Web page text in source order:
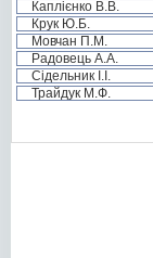
Каплієнко В.В.
Крук Ю.Б.
Мовчан П.М.
Радовець А.А.
Сідельник І.І.
Трайдук М.Ф.